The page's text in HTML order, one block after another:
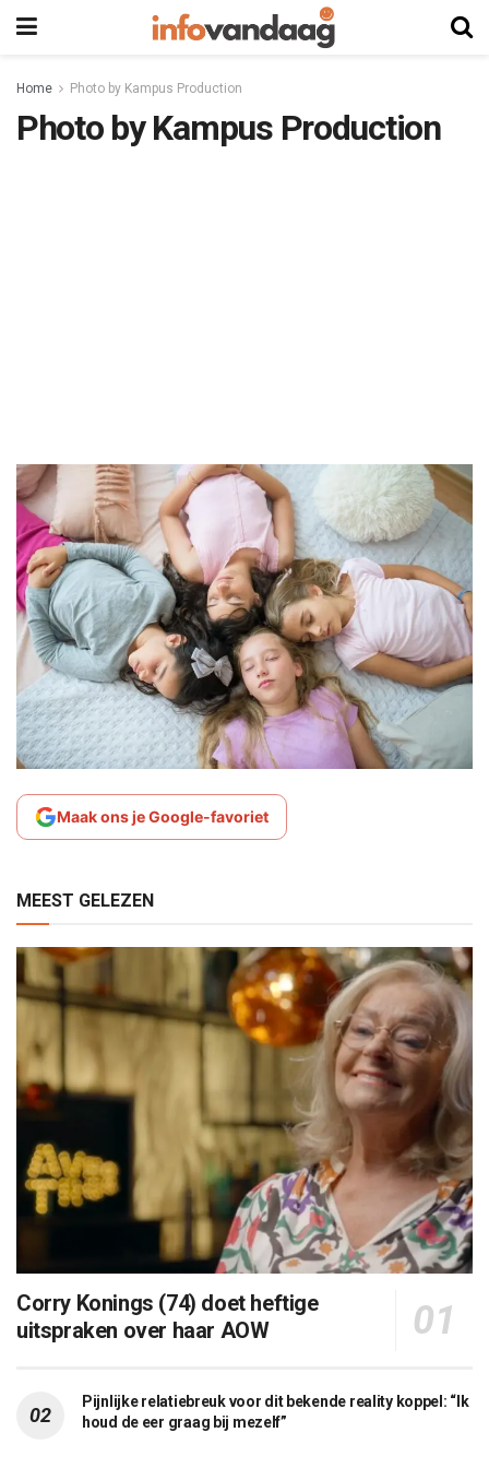
Home Photo by Kampus Production
Photo by Kampus Production
Maak ons je Google-favoriet
MEEST GELEZEN
Corry Konings (74) doet heftige
uitspraken over haar AOW
Pijnlijke relatiebreuk voor dit bekende reality koppel: “Ik
houd de eer graag bij mezelf”